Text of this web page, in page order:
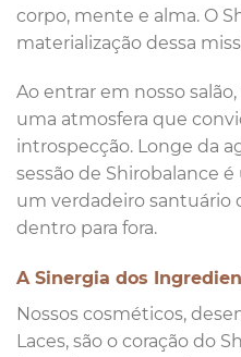
corpo, mente e alma. O
materialização dessa
Ao entrar em nosso
uma atmosfera que
introspecção. Longe da
sessão de Shirobalance
um verdadeiro santuário
dentro para fora.
A Sinergia dos
Nossos cosméticos,
Laces, são o coração do